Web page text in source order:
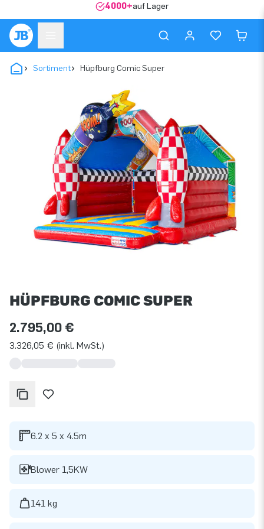
4000+auf Lager
Sortiment Hüpfburg Comic Super
HÜPFBURG COMIC SUPER
2.795,00 €
3.326,05 € (inkl. MwSt.)
6.2 x 5 x 4.5m
Blower 1,5KW
141 kg